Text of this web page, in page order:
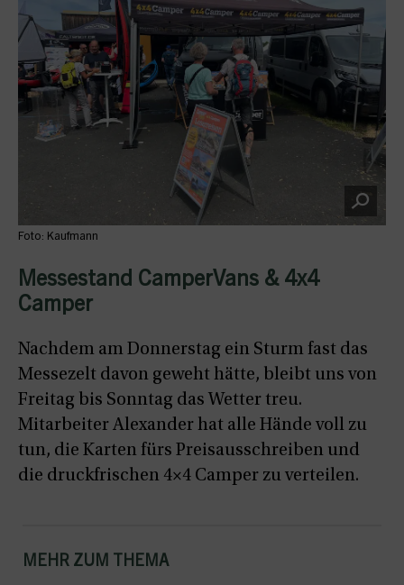
Messestand CamperVans & 4x4
Camper
Nachdem am Donnerstag ein Sturm fast das
Messezelt davon geweht hätte, bleibt uns von
Freitag bis Sonntag das Wetter treu.
Mitarbeiter Alexander hat alle Hände voll zu
tun, die Karten fürs Preisausschreiben und
die druckfrischen 4×4 Camper zu verteilen.
Foto: Kaufmann
MEHR ZUM THEMA